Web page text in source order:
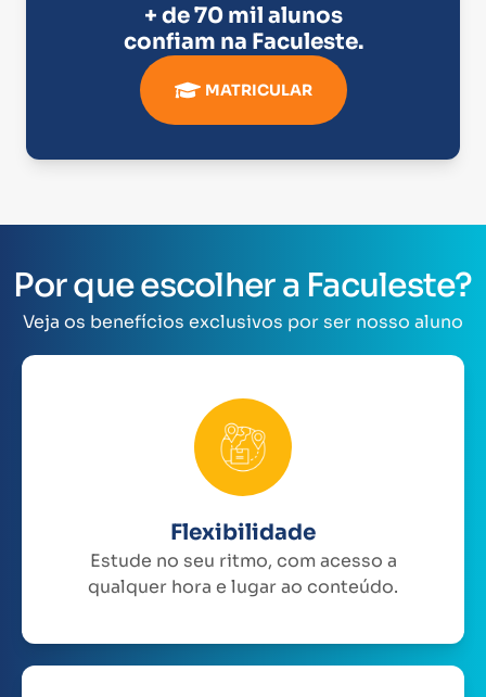
+ de 70 mil alunos
confiam na Faculeste.
MATRICULAR
Por que escolher a Faculeste?
Veja os benefícios exclusivos por ser nosso aluno
Flexibilidade
Estude no seu ritmo, com acesso a
qualquer hora e lugar ao conteúdo.